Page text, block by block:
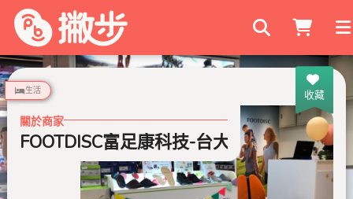
搜尋商家
收藏
生活
關於商家
FOOTDISC富足康科技-台大西址店 (舊院區)